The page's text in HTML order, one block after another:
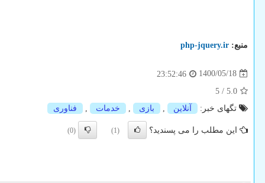
منبع: php-jquery.ir
1400/05/18
23:52:46
5.0
/
5
تگهای خبر:
آنلاین , بازی , خدمات , فناوری
این مطلب را می پسندید؟ (1)
(0)